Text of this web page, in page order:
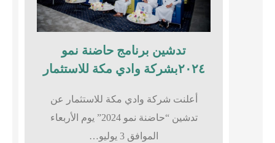
تدشين برنامج حاضنة نمو
٢٠٢٤بشركة وادي مكة للاستثمار
أعلنت شركة وادي مكة للاستثمار عن
تدشين “حاضنة نمو 2024” يوم الأربعاء
الموافق 3 يوليو…